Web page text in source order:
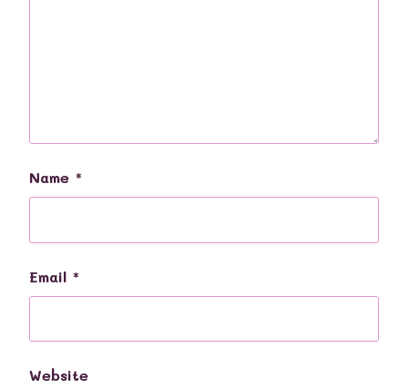
Name *
Email *
Website